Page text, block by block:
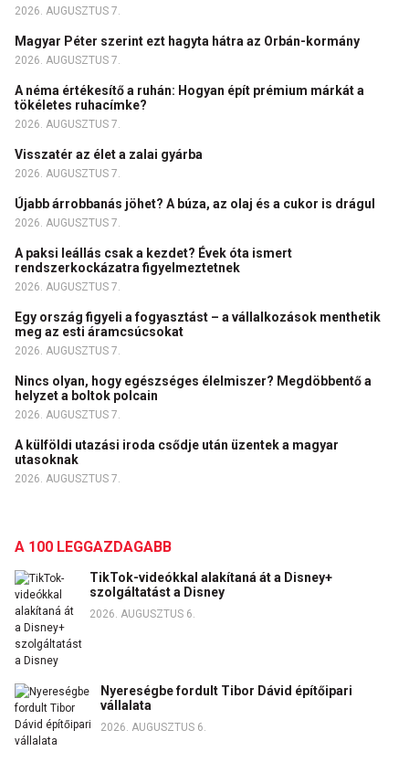
2026. AUGUSZTUS 7.
Magyar Péter szerint ezt hagyta hátra az Orbán-kormány
2026. AUGUSZTUS 7.
A néma értékesítő a ruhán: Hogyan épít prémium márkát a
tökéletes ruhacímke?
2026. AUGUSZTUS 7.
Visszatér az élet a zalai gyárba
2026. AUGUSZTUS 7.
Újabb árrobbanás jöhet? A búza, az olaj és a cukor is drágul
2026. AUGUSZTUS 7.
A paksi leállás csak a kezdet? Évek óta ismert
rendszerkockázatra figyelmeztetnek
2026. AUGUSZTUS 7.
Egy ország figyeli a fogyasztást – a vállalkozások menthetik
meg az esti áramcsúcsokat
2026. AUGUSZTUS 7.
Nincs olyan, hogy egészséges élelmiszer? Megdöbbentő a
helyzet a boltok polcain
2026. AUGUSZTUS 7.
A külföldi utazási iroda csődje után üzentek a magyar
utasoknak
2026. AUGUSZTUS 7.
A 100 LEGGAZDAGABB
TikTok-videókkal alakítaná át a Disney+
szolgáltatást a Disney
2026. AUGUSZTUS 6.
Nyereségbe fordult Tibor Dávid építőipari
vállalata
2026. AUGUSZTUS 6.